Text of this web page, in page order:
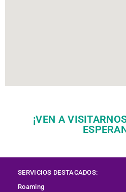
¡VEN A
SERVICIOS DESTACADOS:
Roaming